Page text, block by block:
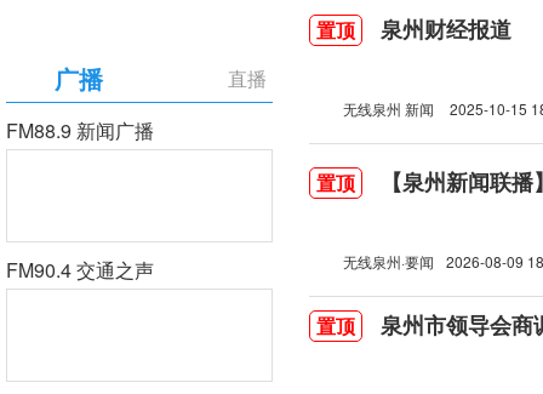
直播
广播
FM88.9 新闻广播
FM90.4 交通之声
置顶 泉州财经报道
无线泉州 新闻 2025-10-15
置顶 【泉州新闻联
无线泉州·要闻 2026-08-09
置顶 泉州市领导会商